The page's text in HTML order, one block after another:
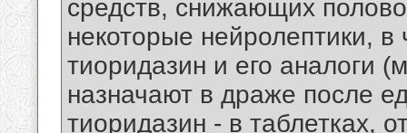
средств, снижающих
некоторые нейролептики,
тиоридазин и его аналоги
назначают в драже после
тиоридазин - в таблетках,